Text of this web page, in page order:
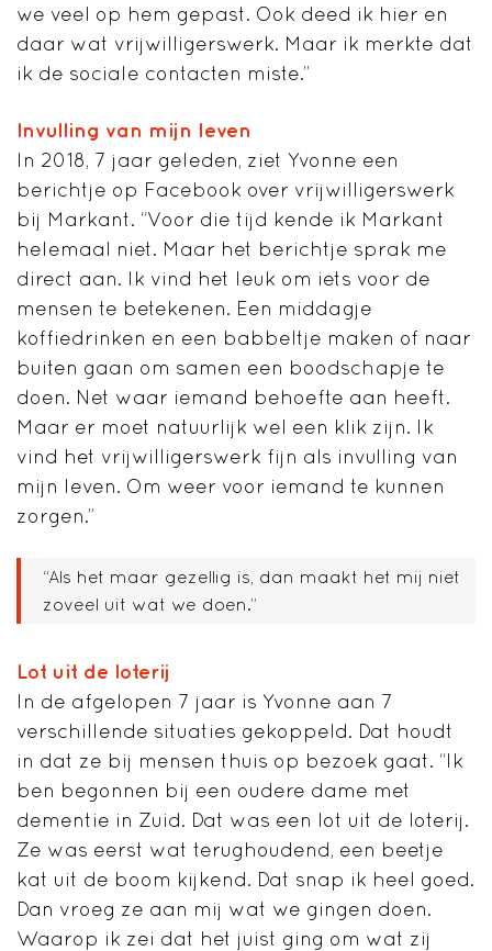
we veel op hem gepast. Ook deed ik hier en
daar wat vrijwilligerswerk. Maar ik merkte dat
ik de sociale contacten miste.”
Invulling van mijn leven
In 2018, 7 jaar geleden, ziet Yvonne een
berichtje op Facebook over vrijwilligerswerk
bij Markant. “Voor die tijd kende ik Markant
helemaal niet. Maar het berichtje sprak me
direct aan. Ik vind het leuk om iets voor de
mensen te betekenen. Een middagje
koffiedrinken en een babbeltje maken of naar
buiten gaan om samen een boodschapje te
doen. Net waar iemand behoefte aan heeft.
Maar er moet natuurlijk wel een klik zijn. Ik
vind het vrijwilligerswerk fijn als invulling van
mijn leven. Om weer voor iemand te kunnen
zorgen.”
“Als het maar gezellig is, dan maakt het mij niet
zoveel uit wat we doen.”
Lot uit de loterij
In de afgelopen 7 jaar is Yvonne aan 7
verschillende situaties gekoppeld. Dat houdt
in dat ze bij mensen thuis op bezoek gaat. “Ik
ben begonnen bij een oudere dame met
dementie in Zuid. Dat was een lot uit de loterij.
Ze was eerst wat terughoudend, een beetje
kat uit de boom kijkend. Dat snap ik heel goed.
Dan vroeg ze aan mij wat we gingen doen.
Waarop ik zei dat het juist ging om wat zij